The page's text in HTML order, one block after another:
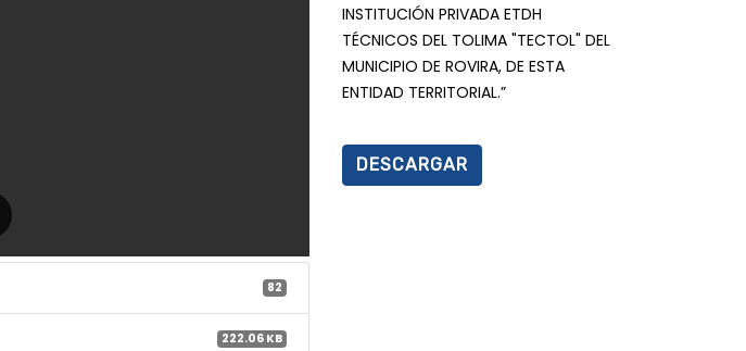
82
222.06 KB
INSTITUCIÓN PRIVADA ETDH
TÉCNICOS DEL TOLIMA "TECTOL" DEL
MUNICIPIO DE ROVIRA, DE ESTA
ENTIDAD TERRITORIAL.”
DESCARGAR